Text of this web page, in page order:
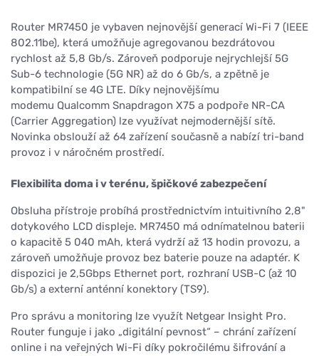
Router MR7450 je vybaven nejnovější generací Wi-Fi 7 (IEEE
802.11be), která umožňuje agregovanou bezdrátovou
rychlost až 5,8 Gb/s. Zároveň podporuje nejrychlejší 5G
Sub-6 technologie (5G NR) až do 6 Gb/s, a zpětně je
kompatibilní se 4G LTE. Díky nejnovějšímu
modemu Qualcomm Snapdragon X75 a podpoře NR-CA
(Carrier Aggregation) lze využívat nejmodernější sítě.
Novinka obslouží až 64 zařízení současně a nabízí tri-band
provoz i v náročném prostředí.
Flexibilita doma i v terénu, špičkové zabezpečení
Obsluha přístroje probíhá prostřednictvím intuitivního 2,8"
dotykového LCD displeje. MR7450 má odnímatelnou baterii
o kapacitě 5 040 mAh, která vydrží až 13 hodin provozu, a
zároveň umožňuje provoz bez baterie pouze na adaptér. K
dispozici je 2,5Gbps Ethernet port, rozhraní USB-C (až 10
Gb/s) a externí anténní konektory (TS9).
Pro správu a monitoring lze využít Netgear Insight Pro.
Router funguje i jako „digitální pevnost“ – chrání zařízení
online i na veřejných Wi-Fi díky pokročilému šifrování a